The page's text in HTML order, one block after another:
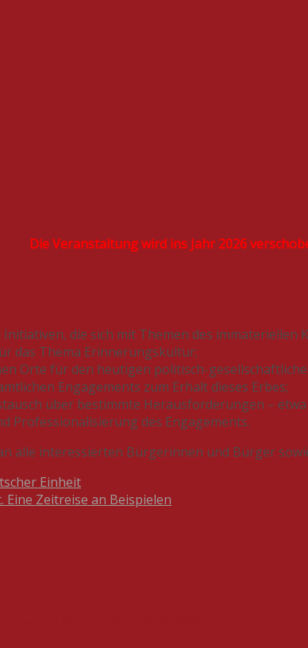
Die Veranstaltung wird ins Jahr 2026
die sich mit Themen des immateriellen
das Thema Erinnerungskultur;
Orte für den heutigen politisch-
Engagements zum Erhalt dieses Erbes;
über bestimmte Herausforderungen –
Professionalisierung des Engagements.
alle interessierten Bürgerinnen und Bürger
Einheit
Eine Zeitreise an Beispielen